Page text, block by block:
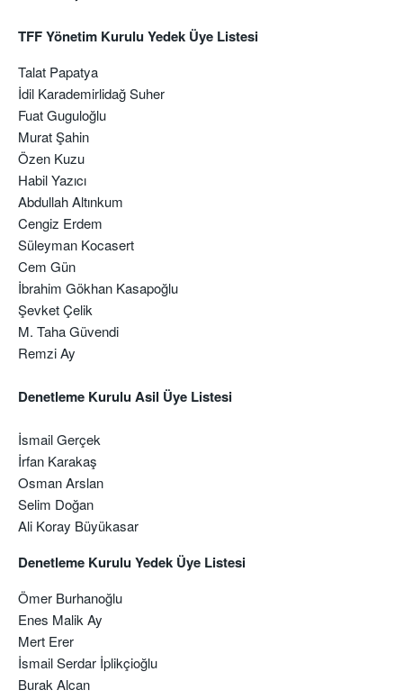
TFF Yönetim Kurulu Yedek Üye Listesi
Talat Papatya
İdil Karademirlidağ Suher
Fuat Guguloğlu
Murat Şahin
Özen Kuzu
Habil Yazıcı
Abdullah Altınkum
Cengiz Erdem
Süleyman Kocasert
Cem Gün
İbrahim Gökhan Kasapoğlu
Şevket Çelik
M. Taha Güvendi
Remzi Ay
Denetleme Kurulu Asil Üye Listesi
İsmail Gerçek
İrfan Karakaş
Osman Arslan
Selim Doğan
Ali Koray Büyükasar
Denetleme Kurulu Yedek Üye Listesi
Ömer Burhanoğlu
Enes Malik Ay
Mert Erer
İsmail Serdar İplikçioğlu
Burak Alcan